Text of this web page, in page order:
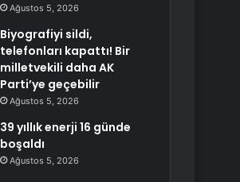
Ağustos 5, 2026
Biyografiyi sildi,
telefonları kapattı! Bir
milletvekili daha AK
Parti’ye geçebilir
Ağustos 5, 2026
39 yıllık enerji 16 günde
boşaldı
Ağustos 5, 2026